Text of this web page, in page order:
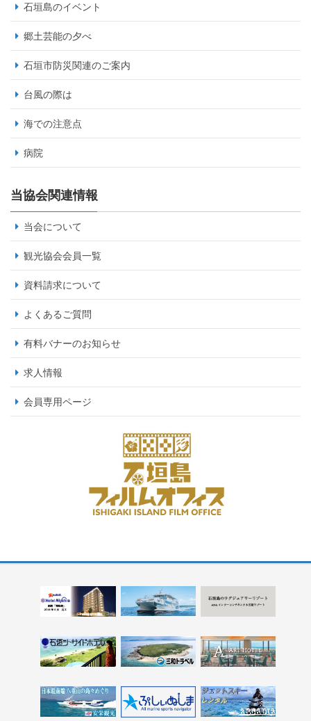
石垣島のイベント
郷土芸能の夕べ
石垣市防災関連のご案内
台風の際は
海での注意点
病院
当協会関連情報
当会について
観光協会会員一覧
資料請求について
よくあるご質問
有料バナーのお知らせ
求人情報
会員専用ページ